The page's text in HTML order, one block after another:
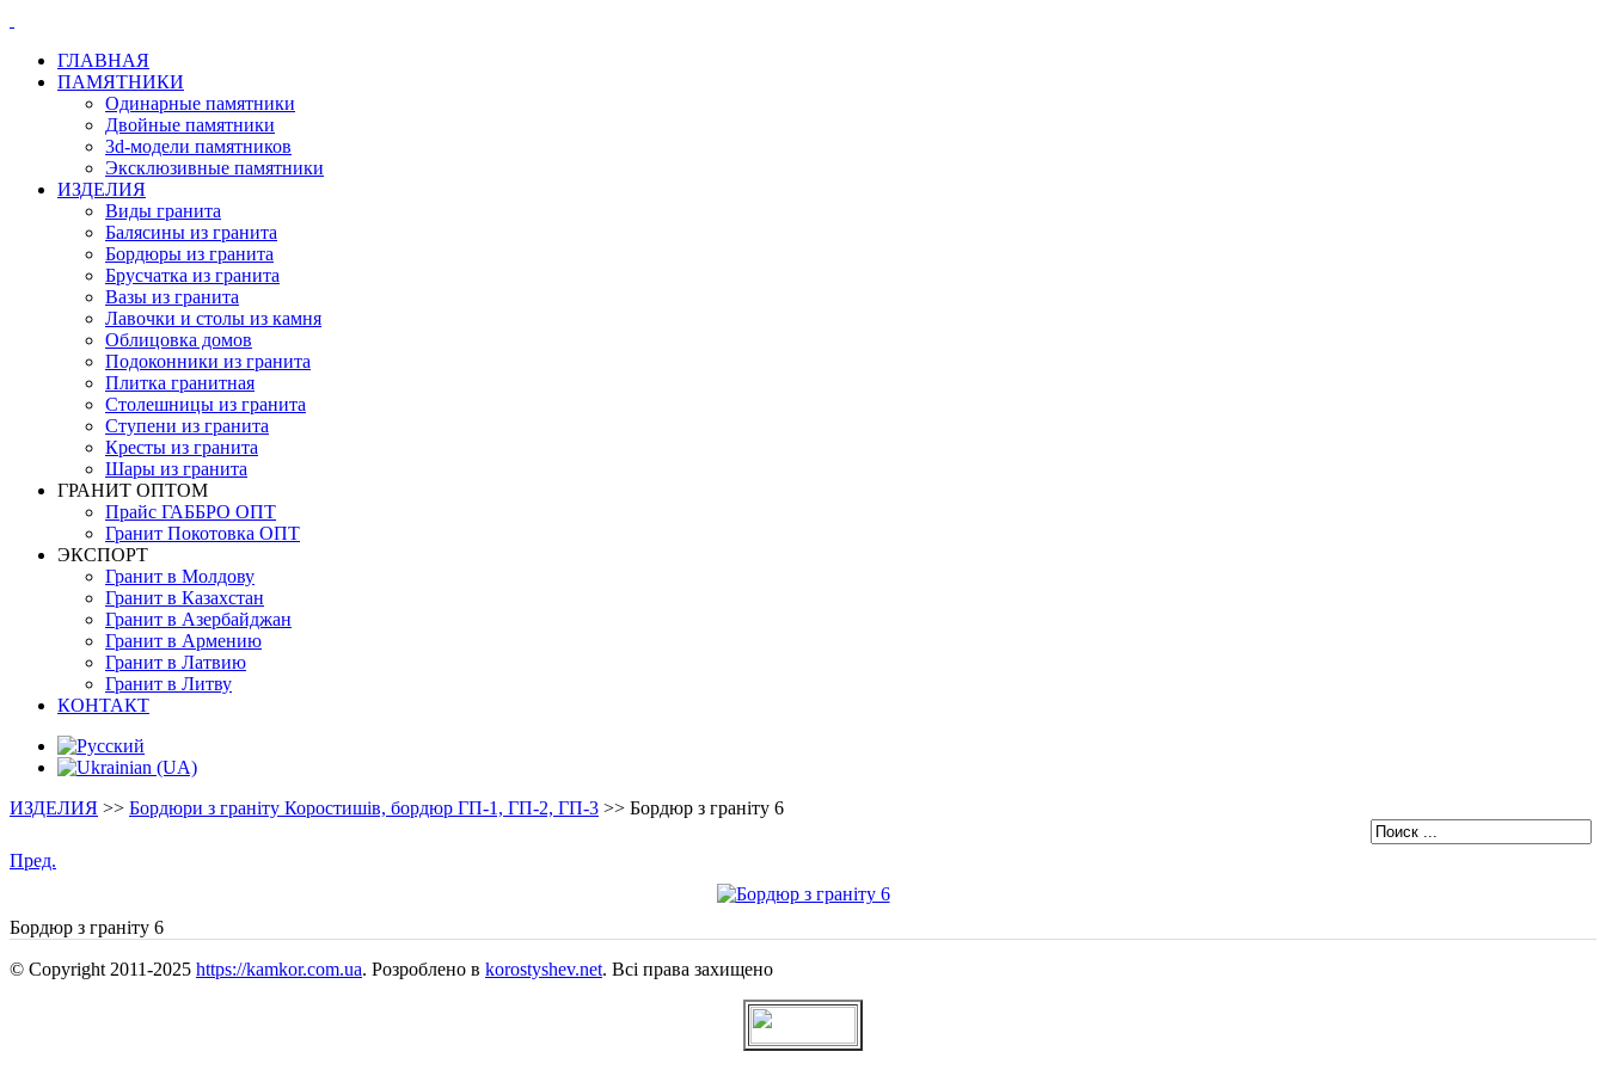
ГЛАВНАЯ
ПАМЯТНИКИ
Одинарные памятники
Двойные памятники
3d-модели памятников
Эксклюзивные памятники
ИЗДЕЛИЯ
Виды гранита
Балясины из гранита
Бордюры из гранита
Брусчатка из гранита
Вазы из гранита
Лавочки и столы из камня
Облицовка домов
Подоконники из гранита
Плитка гранитная
Столешницы из гранита
Ступени из гранита
Кресты из гранита
Шары из гранита
ГРАНИТ ОПТОМ
Прайс ГАББРО ОПТ
Гранит Покотовка ОПТ
ЭКСПОРТ
Гранит в Молдову
Гранит в Казахстан
Гранит в Азербайджан
Гранит в Армению
Гранит в Латвию
Гранит в Литву
КОНТАКТ
ИЗДЕЛИЯ >> Бордюри з граніту Коростишів, бордюр ГП-1, ГП-2, ГП-3 >> Бордюр з граніту 6
Пред.
Бордюр з граніту 6
© Copyright 2011-2025 https://kamkor.com.ua. Розроблено в korostyshev.net. Всі права захищено